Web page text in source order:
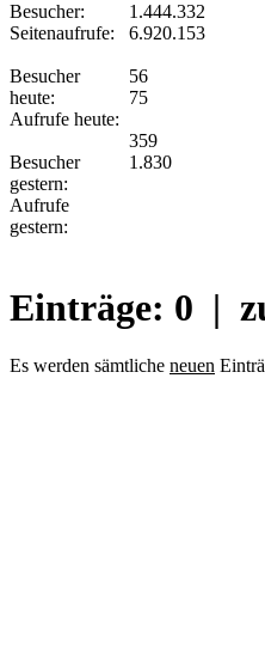
Besucher:
Seitenaufrufe:
Besucher
heute:
Aufrufe heute:
Besucher
gestern:
Aufrufe
gestern:
1.444.332
6.920.153
56
75
359
1.830
Einträge: 0 |
Es werden sämtliche neuen